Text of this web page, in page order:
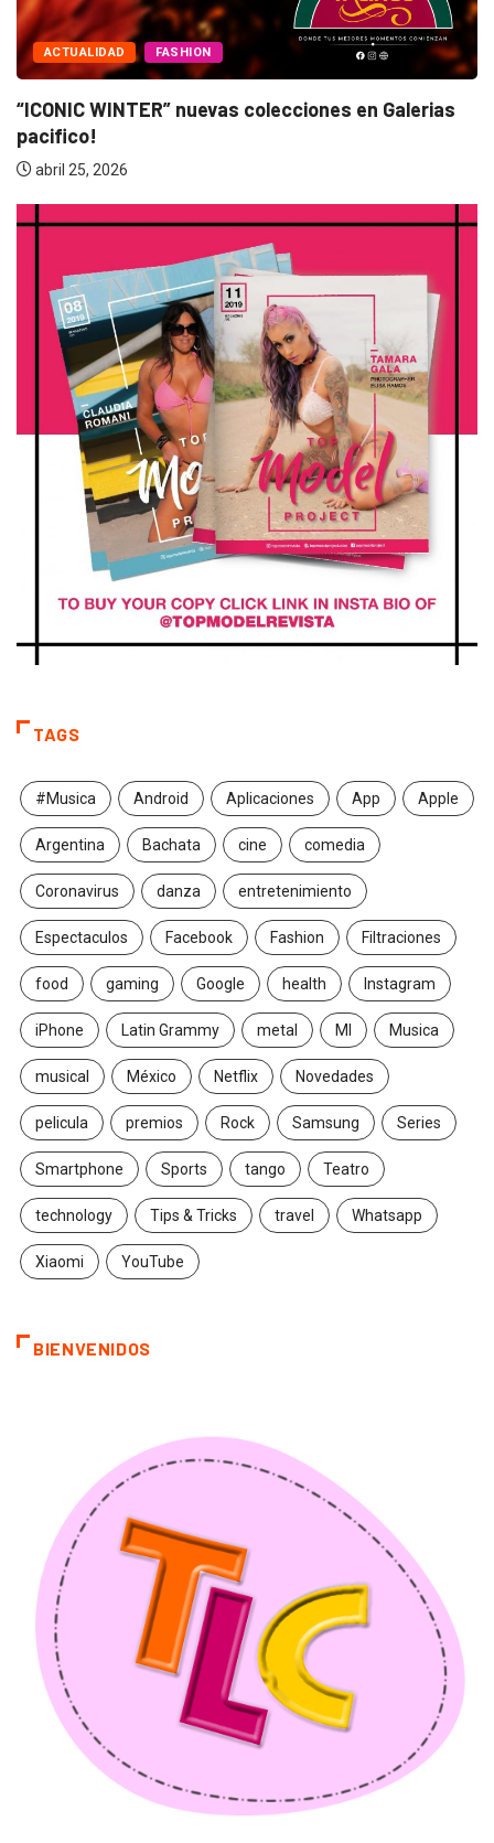
ACTUALIDAD FASHION
“ICONIC WINTER” nuevas colecciones en Galerias
pacifico!
abril 25, 2026
TAGS
#Musica Android Aplicaciones App Apple
Argentina Bachata cine comedia
Coronavirus danza entretenimiento
Espectaculos Facebook Fashion Filtraciones
food gaming Google health Instagram
iPhone Latin Grammy metal MI Musica
musical México Netflix Novedades
pelicula premios Rock Samsung Series
Smartphone Sports tango Teatro
technology Tips & Tricks travel Whatsapp
Xiaomi YouTube
BIENVENIDOS